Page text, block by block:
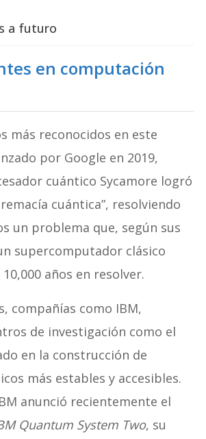
a futuro
en computación
más reconocidos en este
por Google en 2019,
cuántico Sycamore logró
cuántica”, resolviendo
un problema que, según sus
supercomputador clásico
años en resolver.
compañías como IBM,
de investigación como el
en la construcción de
más estables y accesibles.
anunció recientemente el
Quantum System Two, su